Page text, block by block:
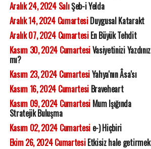
Aralık 24, 2024 SalıŞeb-i Yelda
Aralık 14, 2024 CumartesiDuygusal Katarakt
Aralık 07, 2024 CumartesiEn Büyük Tehdit
Kasım 30, 2024 CumartesiVasiyetinizi Yazdınız
mı?
Kasım 23, 2024 CumartesiYahya'nın Âsa'sı
Kasım 16, 2024 CumartesiBraveheart
Kasım 09, 2024 CumartesiMum Işığında
Stratejik Buluşma
Kasım 02, 2024 Cumartesie-) Hiçbiri
Ekim 26, 2024 CumartesiEtkisiz hale getirmek